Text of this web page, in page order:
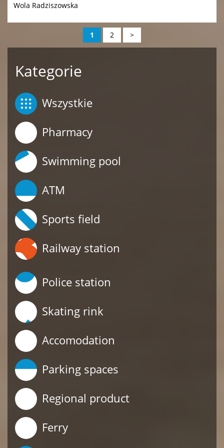
Wola Radziszowska
1 2 >
Kategorie
Wszystkie
Pharmacy
Swimming pool
ATM
Sports field
Railway station
Police station
Skating rink
Accomodation
Parking spaces
Regional product
Ferry